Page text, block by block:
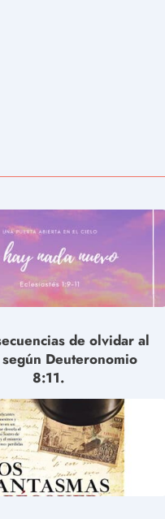
de olvidar al
Deuteronomio
8:11.